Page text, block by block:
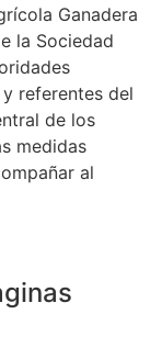
Ganadera
la Sociedad
referentes del
de los
medidas
al